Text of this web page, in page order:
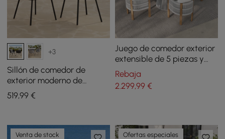
+3
Sillón de comedor de
exterior moderno de
mediados de siglo de 2
piezas de aluminio y
519,99 €
Juego de comedor exterior
extensible de 5 piezas y
mesa de comedor redonda
con 4 sillones tejidos
Rebaja
2.299,99€
Venta de stock Ofertas especiales